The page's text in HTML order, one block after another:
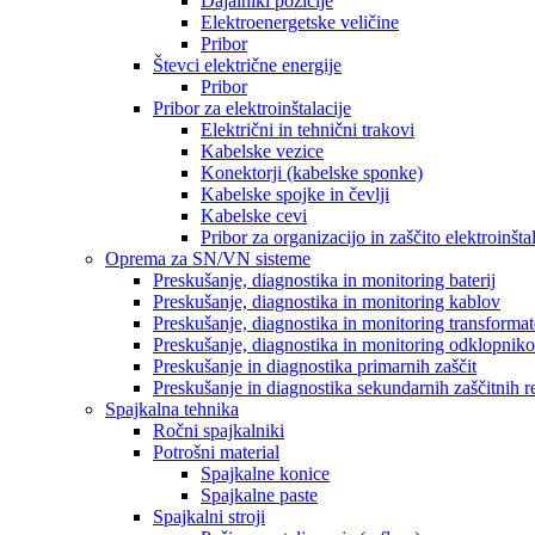
Elektroenergetske veličine
Pribor
Števci električne energije
Pribor
Pribor za elektroinštalacije
Električni in tehnični trakovi
Kabelske vezice
Konektorji (kabelske sponke)
Kabelske spojke in čevlji
Kabelske cevi
Pribor za organizacijo in zaščito
Oprema za SN/VN sisteme
Preskušanje, diagnostika in monitoring baterij
Preskušanje, diagnostika in monitoring kablov
Preskušanje, diagnostika in monitoring
Preskušanje, diagnostika in monitoring
Preskušanje in diagnostika primarnih zaščit
Preskušanje in diagnostika sekundarnih zaščitnih
Spajkalna tehnika
Ročni spajkalniki
Potrošni material
Spajkalne konice
Spajkalne paste
Spajkalni stroji